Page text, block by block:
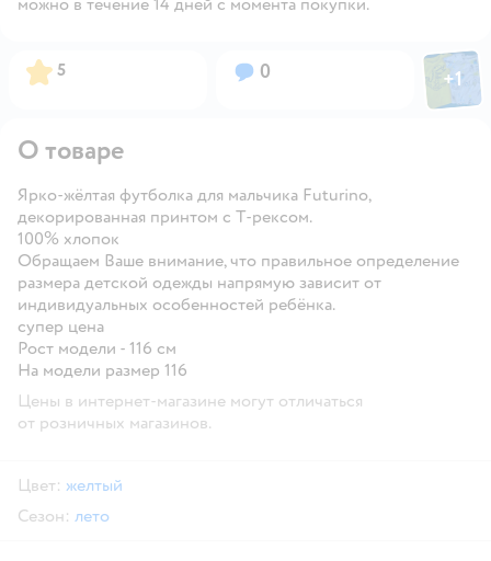
Рейтинг:
5 Вопросов:
0 Фото
+1
О товаре
Ярко-жёлтая футболка для мальчика Futurino,
декорированная принтом с Т-рексом.
100% хлопок
Обращаем Ваше внимание, что правильное определение
размера детской одежды напрямую зависит от
индивидуальных особенностей ребёнка.
супер цена
Рост модели - 116 см
На модели размер 116
Цены в интернет-магазине могут отличаться
от розничных магазинов.
Цвет: желтый
Сезон: лето